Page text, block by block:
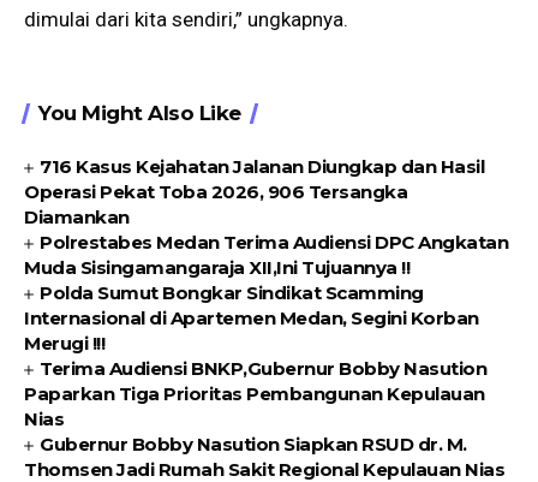
dimulai dari kita sendiri,” ungkapnya.
You Might Also Like
716 Kasus Kejahatan Jalanan Diungkap dan Hasil
Operasi Pekat Toba 2026, 906 Tersangka
Diamankan
Polrestabes Medan Terima Audiensi DPC Angkatan
Muda Sisingamangaraja XII,Ini Tujuannya !!
Polda Sumut Bongkar Sindikat Scamming
Internasional di Apartemen Medan, Segini Korban
Merugi !!!
Terima Audiensi BNKP,Gubernur Bobby Nasution
Paparkan Tiga Prioritas Pembangunan Kepulauan
Nias
Gubernur Bobby Nasution Siapkan RSUD dr. M.
Thomsen Jadi Rumah Sakit Regional Kepulauan Nias